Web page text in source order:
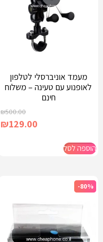
מעמד אוניברסלי לטלפון
לאופנוע עם טעינה – משלוח
חינם
₪500.00
₪129.00
הוספה לסל
-80%